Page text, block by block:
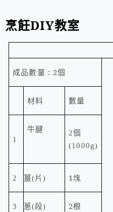
烹飪DIY教室
成品數量 : 2個
材料 數量
1
牛腱 2個
(1000g)
2 薑(片) 1塊
3 蔥(段) 2根